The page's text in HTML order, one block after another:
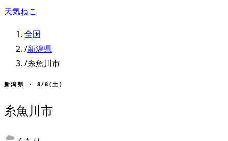
天気ねこ
全国
/新潟県
/糸魚川市
新潟県 ・ 8/8(土)
糸魚川市